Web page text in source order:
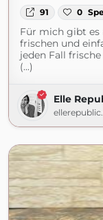
91 0
Für mich gibt es
frischen und
jeden Fall
(...)
Elle